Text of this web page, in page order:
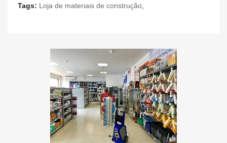
Tags: Loja de materiais de construção